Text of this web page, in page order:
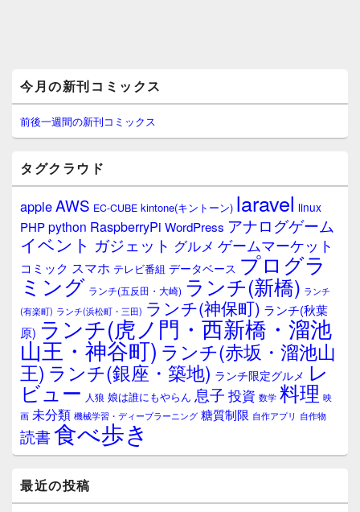
イ
ン
サ
イ
ウ
ィ
ジ
ェ
ア
今月の新刊コミックス
前後一週間の新刊コミックス
タグクラウド
appleAWS EC-CUBE kintone(キントーン) laravel linux
PHPpython RaspberryPi WordPress アナログゲーム
イベント ガジェット グルメ ゲームマーケット
コミック スマホ テレビ番組 データベース プログラ
ミング ランチ(五反田・大崎) ランチ(新橋) ランチ
(有楽町) ランチ(浜松町・三田) ランチ(神保町) ランチ(秋葉
原) ランチ(虎ノ門・西新橋・溜池
山王・神谷町) ランチ(赤坂・溜池山
王) ランチ(銀座・築地) ランチ限定グルメ レ
ビュー 人狼 娘は誰にもやらん 息子 投資 数学 料理 映
画 未分類 機械学習・ディープラーニング 糖質制限 自作アプリ 自作物
読書食べ歩き
最近の投稿